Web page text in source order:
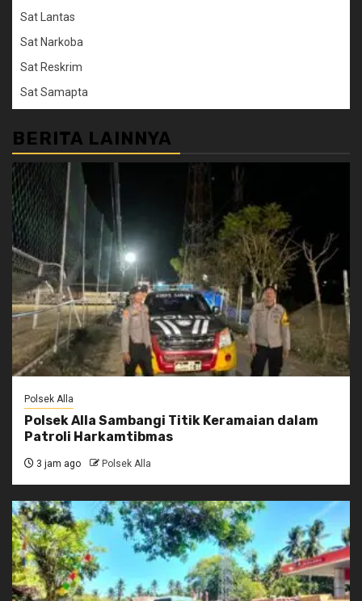
Sat Lantas
Sat Narkoba
Sat Reskrim
Sat Samapta
BERITA LAINNYA
Polsek Alla
Polsek Alla Sambangi Titik Keramaian dalam
Patroli Harkamtibmas
3 jam ago Polsek Alla